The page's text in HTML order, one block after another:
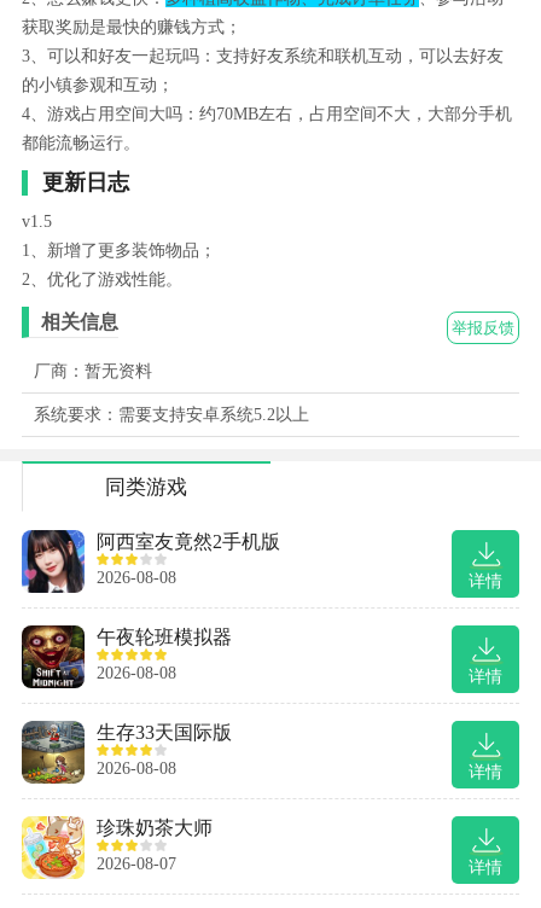
获取奖励是最快的赚钱方式；
3、可以和好友一起玩吗：支持好友系统和联机互动，可以去好友
的小镇参观和互动；
4、游戏占用空间大吗：约70MB左右，占用空间不大，大部分手机
都能流畅运行。
更新日志
v1.5
1、新增了更多装饰物品；
2、优化了游戏性能。
举报反馈
相关信息
厂商：暂无资料
系统要求：需要支持安卓系统5.2以上
同类游戏
详情
阿西室友竟然2手机版
2026-08-08
详情
午夜轮班模拟器
2026-08-08
详情
生存33天国际版
2026-08-08
详情
珍珠奶茶大师
2026-08-07